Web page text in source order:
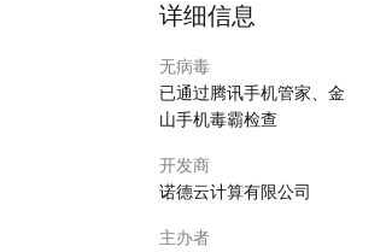
详细信息
无病毒
已通过腾讯手机管家、金
山手机毒霸检查
开发商
诺德云计算有限公司
主办者